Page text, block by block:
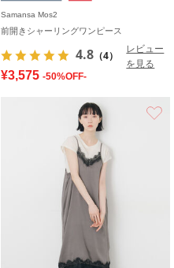
Samansa Mos2
前開きシャーリングワンピース
4.8 （4）
レビュー
を見る
¥3,575 -50%OFF-